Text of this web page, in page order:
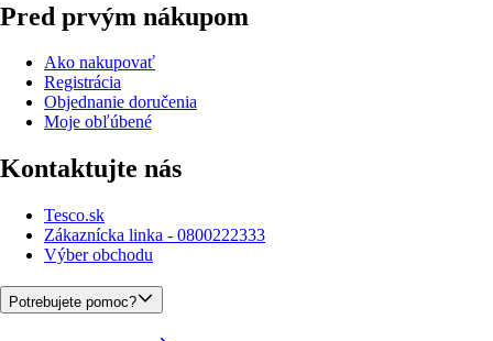
Pred prvým nákupom
Ako nakupovať
Registrácia
Objednanie doručenia
Moje obľúbené
Kontaktujte nás
Tesco.sk
Zákaznícka linka - 0800222333
Výber obchodu
Potrebujete pomoc?